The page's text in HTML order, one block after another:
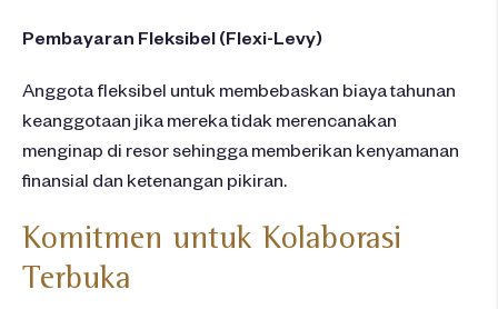
Pembayaran Fleksibel (Flexi-Levy)
Anggota fleksibel untuk membebaskan biaya tahunan
keanggotaan jika mereka tidak merencanakan
menginap di resor sehingga memberikan kenyamanan
finansial dan ketenangan pikiran.
Komitmen untuk Kolaborasi
Terbuka